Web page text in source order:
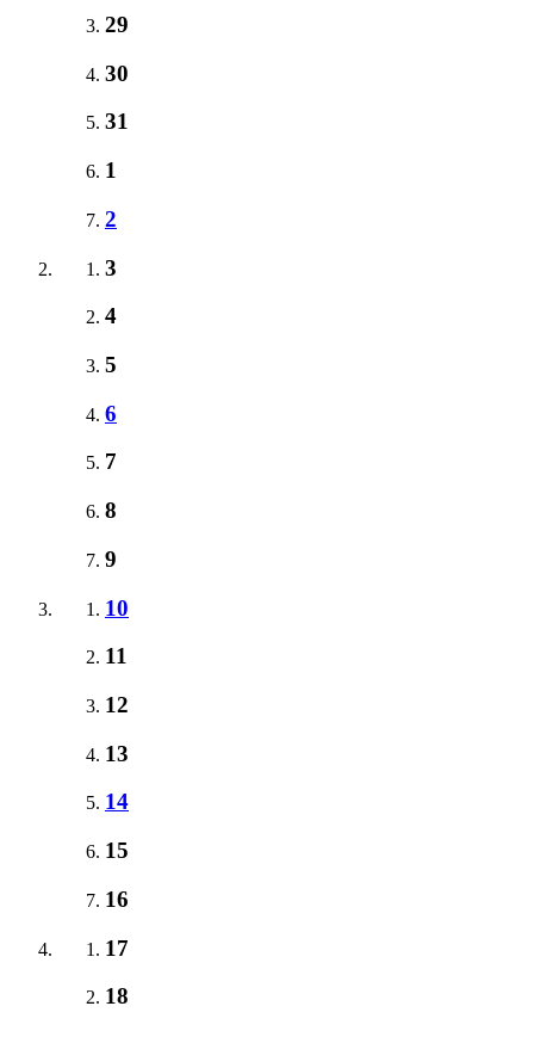
29
30
31
1
2
3
4
5
6
7
8
9
10
11
12
13
14
15
16
17
18